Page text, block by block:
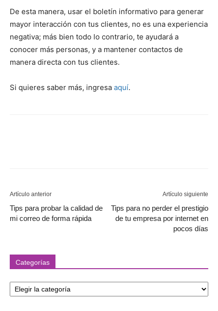
De esta manera, usar el boletín informativo para generar
mayor interacción con tus clientes, no es una experiencia
negativa; más bien todo lo contrario, te ayudará a
conocer más personas, y a mantener contactos de
manera directa con tus clientes.
Si quieres saber más, ingresa aquí.
Artículo anterior
Tips para probar la calidad de
mi correo de forma rápida
Artículo siguiente
Tips para no perder el prestigio
de tu empresa por internet en
pocos días
Categorías